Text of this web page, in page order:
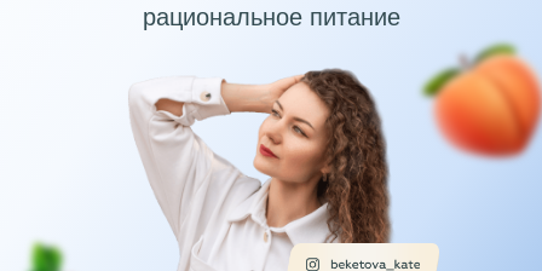
рациональное питание